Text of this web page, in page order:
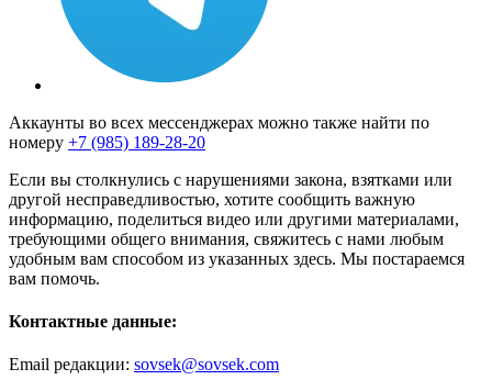
Аккаунты во всех мессенджерах можно также найти по
номеру +7 (985) 189-28-20
Если вы столкнулись с нарушениями закона, взятками или
другой несправедливостью, хотите сообщить важную
информацию, поделиться видео или другими материалами,
требующими общего внимания, свяжитесь с нами любым
удобным вам способом из указанных здесь. Мы постараемся
вам помочь.
Контактные данные:
Email редакции: sovsek@sovsek.com